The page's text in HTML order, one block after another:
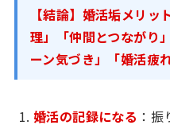
【結論】婚活垢メリ
理」「仲間とつながり
ーン気づき」「婚活疲
婚活の記録になる ：